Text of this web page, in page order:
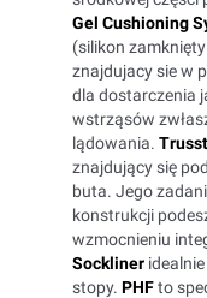
Gel Cushioning
(silikon
znajdujacy sie w
dla dostarczenia
wstrząsów
lądowania.
znajdujący się
buta. Jego
konstrukcji
wzmocnieniu
Sockliner
stopy. PHFto